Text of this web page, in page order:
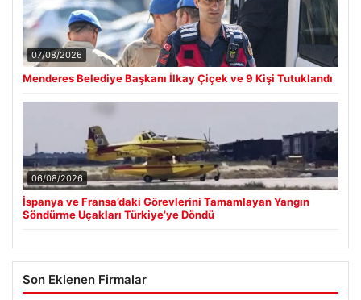
07/08/2026
Menderes Belediye Başkanı İlkay Çiçek ve 9 Kişi Tutuklandı
06/08/2026
İspanya ve Fransa’daki Görevlerini Tamamlayan Yangın
Söndürme Uçakları Türkiye’ye Döndü
Son Eklenen Firmalar